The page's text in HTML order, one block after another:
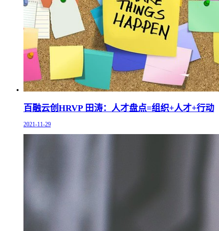
百融云创HRVP 田涛：人才盘点=组织+人才+行动
2021-11-29